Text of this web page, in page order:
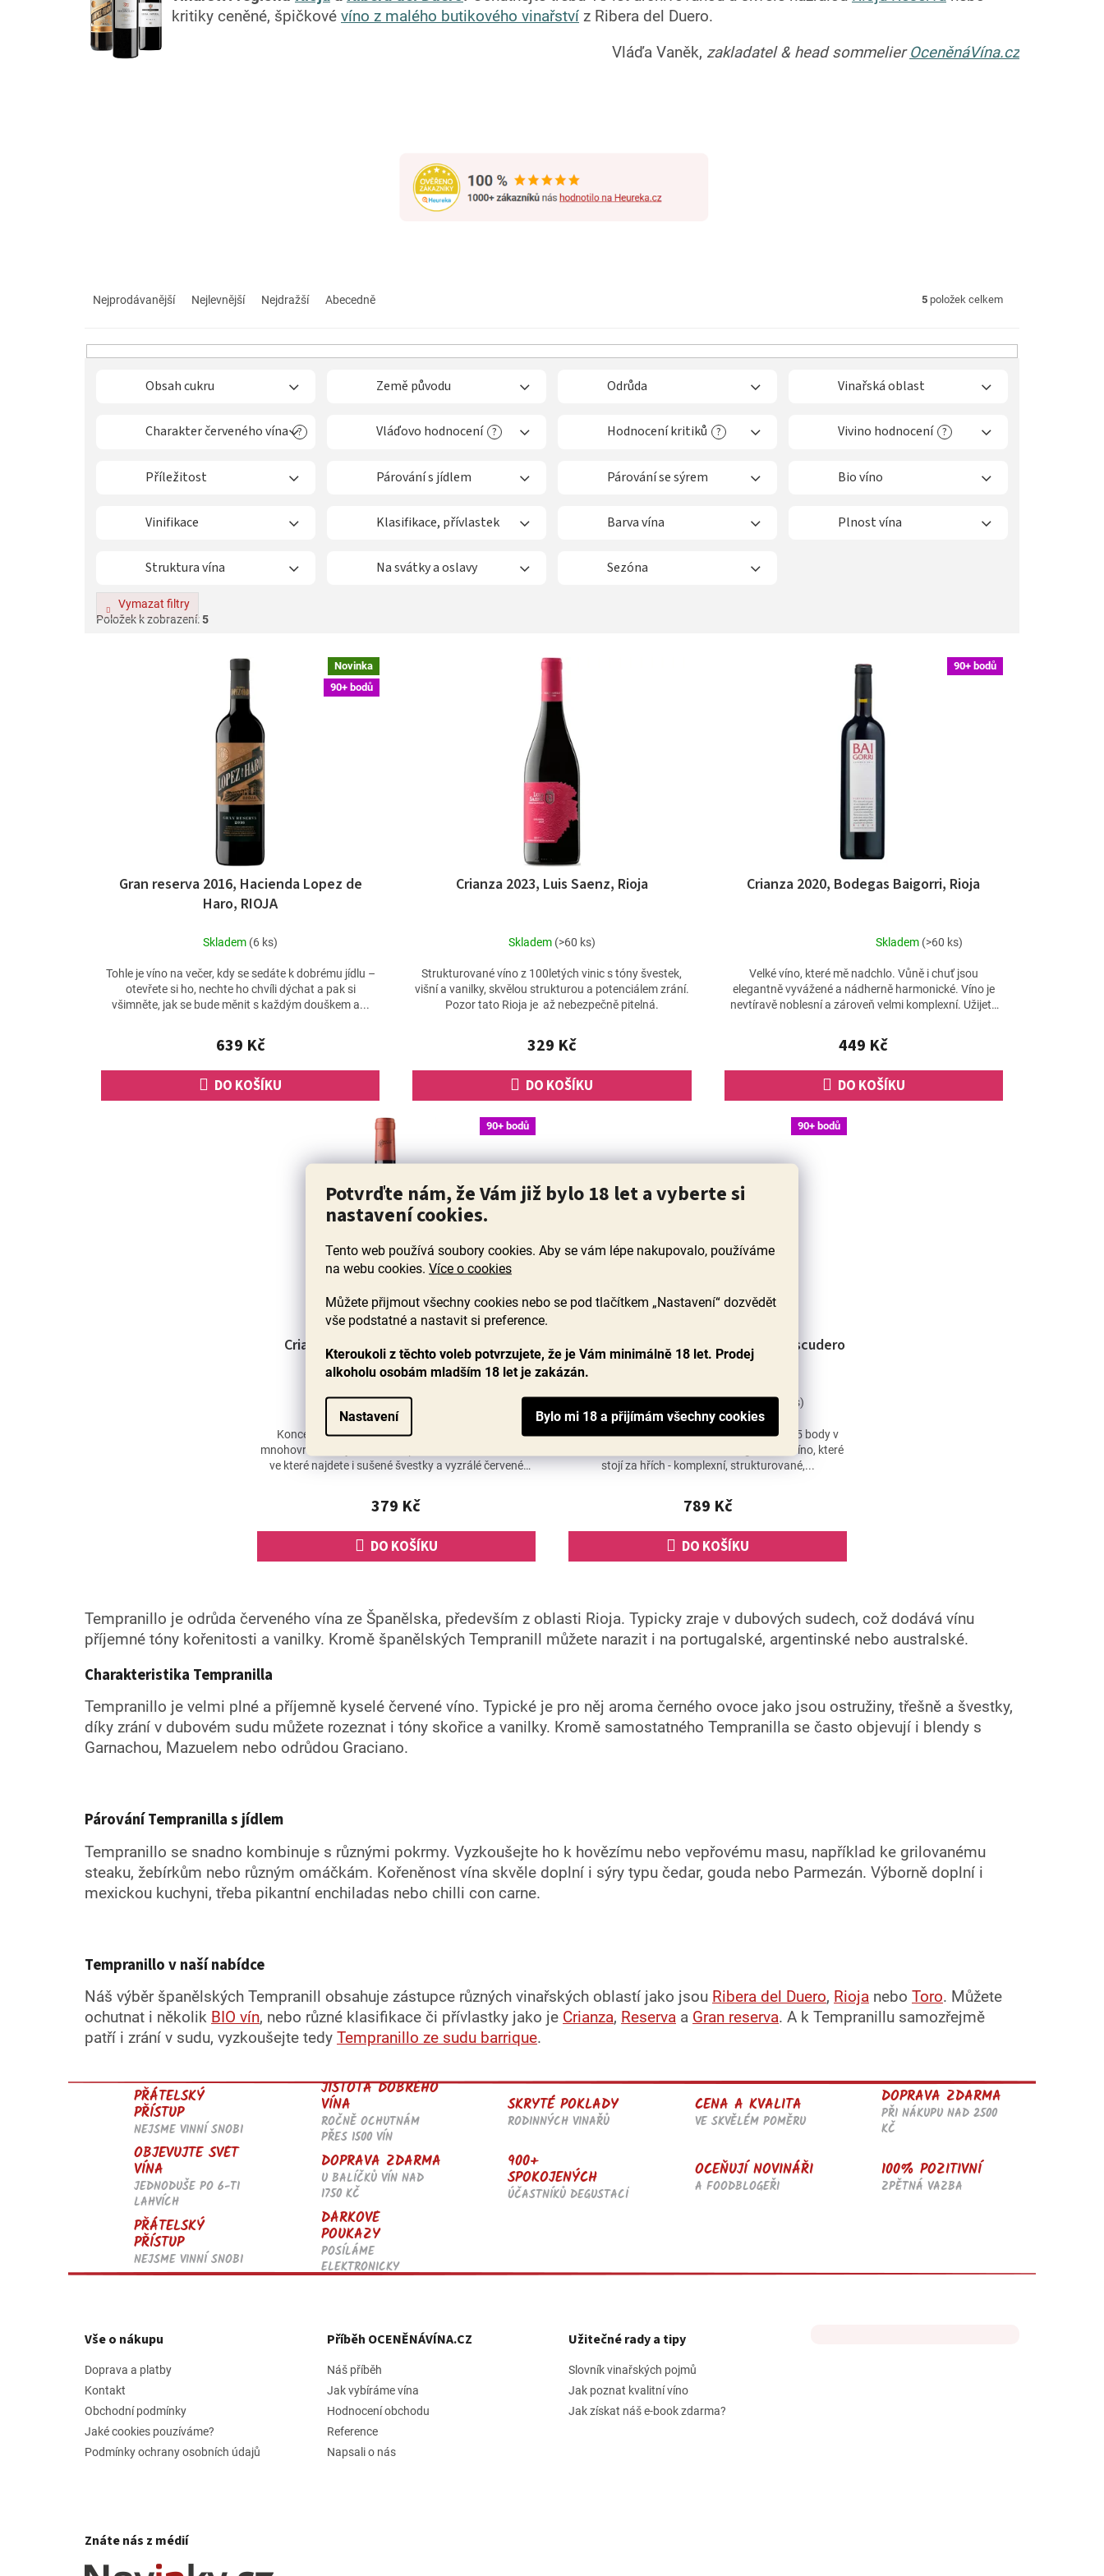
Potvrďte nám, že Vám již bylo 18 let a vyberte si
nastavení cookies.
Tento web používá soubory cookies. Aby se vám lépe nakupovalo, používáme
na webu cookies. Více o cookies
Můžete přijmout všechny cookies nebo se pod tlačítkem „Nastavení“ dozvědět
vše podstatné a nastavit si preference.
Kteroukoli z těchto voleb potvrzujete, že je Vám minimálně 18 let. Prodej
alkoholu osobám mladším 18 let je zakázán.
Nastavení
kritiky ceněné, špičkové víno z malého butikového vinařství z Ribera del Duero.
Vláďa Vaněk, zakladatel & head sommelierOceněnáVína.cz
n
Nejprodávanější Nejlevnější Nejdražší Abecedně 5 položek celkem
Obsah cukru Země původu Odrůda Vinařská oblast
Charakter červeného vína ? Vláďovo hodnocení ? Hodnocení kritiků ? Vivino hodnocení ?
Příležitost Párování s jídlem Párování se sýrem Bio víno
Vinifikace Klasifikace, přívlastek Barva vína Plnost vína
Struktura vína Na svátky a oslavy Sezóna
Vymazat filtry
Položek k zobrazení:5
Novinka
90+ bodů
Gran reserva 2016, Hacienda Lopez de
Haro, RIOJA
Skladem (6 ks)
639 Kč
DO KOŠÍKU
Tohle je víno na večer, kdy se sedáte k dobrému jídlu –
otevřete si ho, nechte ho chvíli dýchat a pak si
všimněte, jak se bude měnit s každým douškem a...
Crianza 2023, Luis Saenz, Rioja
Skladem (>60 ks)
329 Kč
DO KOŠÍKU
Strukturované víno z 100letých vinic s tóny švestek,
višní a vanilky, skvělou strukturou a potenciálem zrání.
Pozor tato Rioja je až nebezpečně pitelná.
90+ bodů
Crianza 2020, Bodegas Baigorri, Rioja
hodnocení
produktu
je
Skladem (>60 ks)
449 Kč
DO KOŠÍKU
Velké víno, které mě nadchlo. Vůně i chuť jsou
elegantně vyvážené a nádherně harmonické. Víno je
nevtíravě noblesní a zároveň velmi komplexní. Užijete
90+ bodů
Crianza 2021, Goméz Cruzado, Rioja
Průměrné
je
5,0
Skladem
379 Kč
DO KOŠÍKU
Koncentrovaná, hluboká a komplexní Crianza s
mnohovrstevnatým aroma a plnou a zaoblenou chutí,
ve které najdete i sušené švestky a vyzrálé červené
90+ bodů
Rioja Gran Reserva 2011, Bodegas Escudero
Průměrné
je
(20 ks)
789 Kč
DO KOŠÍKU
Ochutnejte Rioju Gran Reservu, oceněnou 95 body v
soutěži International Wine Challenge! Velké víno, které
stojí za hřích - komplexní, strukturované,...
v
l
á
í
p
r
s
u
Tempranillo je odrůda červeného vína ze Španělska, především z oblasti Rioja. Typicky zraje v dubových sudech, což dodává vínu
příjemné tóny kořenitosti a vanilky. Kromě španělských Tempranill můžete narazit i na portugalské, argentinské nebo australské.
Charakteristika Tempranilla
Tempranillo je velmi plné a příjemně kyselé červené víno. Typické je pro něj aroma černého ovoce jako jsou ostružiny, třešně a švestky,
díky zrání v dubovém sudu můžete rozeznat i tóny skořice a vanilky. Kromě samostatného Tempranilla se často objevují i blendy s
Garnachou, Mazuelem nebo odrůdou Graciano.
Párování Tempranilla s jídlem
Tempranillo se snadno kombinuje s různými pokrmy. Vyzkoušejte ho k hovězímu nebo vepřovému masu, například ke grilovanému
steaku, žebírkům nebo různým omáčkám. Kořeněnost vína skvěle doplní i sýry typu čedar, gouda nebo Parmezán. Výborně doplní i
mexickou kuchyni, třeba pikantní enchiladas nebo chilli con carne.
Tempranillo v naší nabídce
Náš výběr španělských Tempranill obsahuje zástupce různých vinařských oblastí jako jsou Ribera del Duero, Rioja nebo Toro. Můžete
ochutnat i několik BIO vín, nebo různé klasifikace či přívlastky jako je Crianza, Reserva a Gran reserva. A k Tempranillu samozřejmě
patří i zrání v sudu, vyzkoušejte tedy Tempranillo ze sudu barrique.
PŘÁTELSKÝ
PŘÍSTUP
NEJSME VINNÍ SNOBI
JISTOTA DOBRÉHO
VÍNA
ROČNĚ OCHUTNÁM
PŘES 1500 VÍN
SKRYTÉ POKLADY
RODINNÝCH VINAŘŮ
CENA A KVALITA
VE SKVĚLÉM POMĚRU
DOPRAVA ZDARMA
PŘI NÁKUPU NAD 2500
KČ
OBJEVUJTE SVĚT
VÍNA
JEDNODUŠE PO 6-TI
LAHVÍCH
DOPRAVA ZDARMA
U BALÍČKŮ VÍN NAD
1750 KČ
900+
SPOKOJENÝCH
ÚČASTNÍKŮ DEGUSTACÍ
OCEŇUJÍ NOVINÁŘI
A FOODBLOGEŘI
100% POZITIVNÍ
ZPĚTNÁ VAZBA
PŘÁTELSKÝ
PŘÍSTUP
NEJSME VINNÍ SNOBI
DÁRKOVÉ
POUKAZY
POSÍLÁME
ELEKTRONICKY
Vše o nákupu
Doprava a platby
Kontakt
Obchodní podmínky
Jaké cookies pouzíváme?
Podmínky ochrany osobních údajů
Příběh OCENĚNÁVÍNA.CZ
Náš příběh
Jak vybíráme vína
Hodnocení obchodu
Reference
Napsali o nás
Užitečné rady a tipy
Slovník vinařských pojmů
Jak poznat kvalitní víno
Jak získat náš e-book zdarma?
Znáte nás z médií